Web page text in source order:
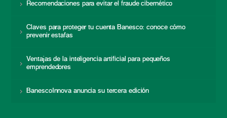
Recomendaciones para evitar el fraude cibernético
Claves para proteger tu cuenta Banesco: conoce cómo
prevenir estafas
Ventajas de la inteligencia artificial para pequeños
emprendedores
BanescoInnova anuncia su tercera edición